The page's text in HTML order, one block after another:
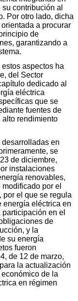
contribución al
Por otro lado, dicha
a procurar
de
garantizando a
aspectos ha
del Sector
dedicado al
eléctrica
que se
fuentes de
rendimiento
en
se
de diciembre,
instalaciones
renovables,
por el
por el que se regula
energía eléctrica en
en el
de
y la
su energía
fueron
de 12 de marzo,
la actualización
de la
en régimen